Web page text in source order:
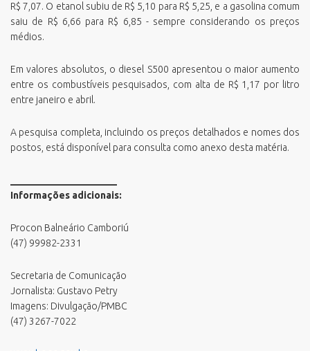
R$ 7,07. O etanol subiu de R$ 5,10 para R$ 5,25, e a gasolina comum
saiu de R$ 6,66 para R$ 6,85 - sempre considerando os preços
médios.
Em valores absolutos, o diesel S500 apresentou o maior aumento
entre os combustíveis pesquisados, com alta de R$ 1,17 por litro
entre janeiro e abril.
A pesquisa completa, incluindo os preços detalhados e nomes dos
postos, está disponível para consulta como anexo desta matéria.
Informações adicionais:
Procon Balneário Camboriú
(47) 99982-2331
Secretaria de Comunicação
Jornalista: Gustavo Petry
Imagens: Divulgação/PMBC
(47) 3267-7022